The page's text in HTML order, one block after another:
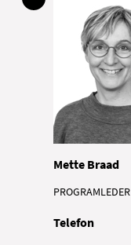
Mette Braad
PROGRAMLEDER
Telefon